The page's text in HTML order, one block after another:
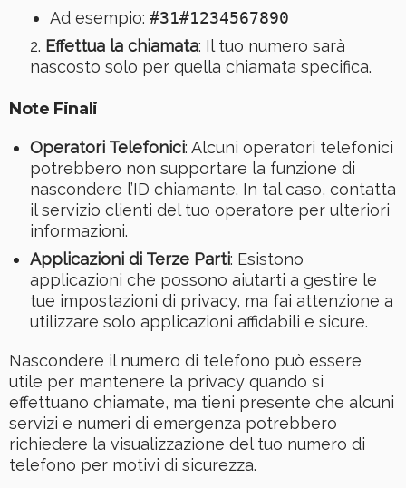
Ad esempio: #31#1234567890
Effettua la chiamata: Il tuo numero sarà
nascosto solo per quella chiamata specifica.
Note Finali
Operatori Telefonici: Alcuni operatori telefonici
potrebbero non supportare la funzione di
nascondere l’ID chiamante. In tal caso, contatta
il servizio clienti del tuo operatore per ulteriori
informazioni.
Applicazioni di Terze Parti: Esistono
applicazioni che possono aiutarti a gestire le
tue impostazioni di privacy, ma fai attenzione a
utilizzare solo applicazioni affidabili e sicure.
Nascondere il numero di telefono può essere
utile per mantenere la privacy quando si
effettuano chiamate, ma tieni presente che alcuni
servizi e numeri di emergenza potrebbero
richiedere la visualizzazione del tuo numero di
telefono per motivi di sicurezza.